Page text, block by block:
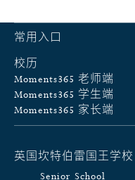
常用入口
校历
Moments365 老师端
Moments365 学生端
Moments365 家长端
英国坎特伯雷国王学校
Senior School